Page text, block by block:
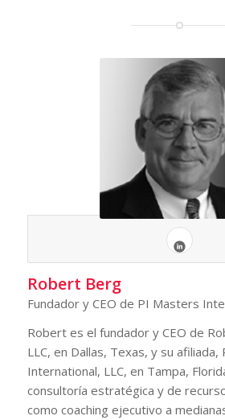
Robert Berg
Fundador y CEO de PI Masters
Robert es el fundador y CEO de
LLC, en Dallas, Texas, y su
International, LLC, en Tampa,
consultoría estratégica y de
como coaching ejecutivo a